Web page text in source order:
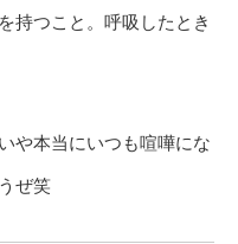
持つこと。呼吸したとき
や本当にいつも喧嘩にな
ぜ笑